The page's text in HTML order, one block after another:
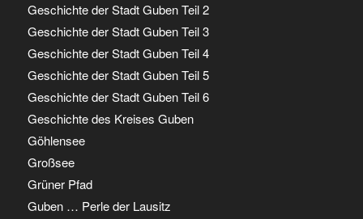
Geschichte der Stadt Guben Teil 2
Geschichte der Stadt Guben Teil 3
Geschichte der Stadt Guben Teil 4
Geschichte der Stadt Guben Teil 5
Geschichte der Stadt Guben Teil 6
Geschichte des Kreises Guben
Göhlensee
Großsee
Grüner Pfad
Guben … Perle der Lausitz